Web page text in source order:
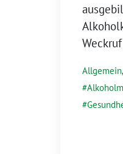
Allgemein,